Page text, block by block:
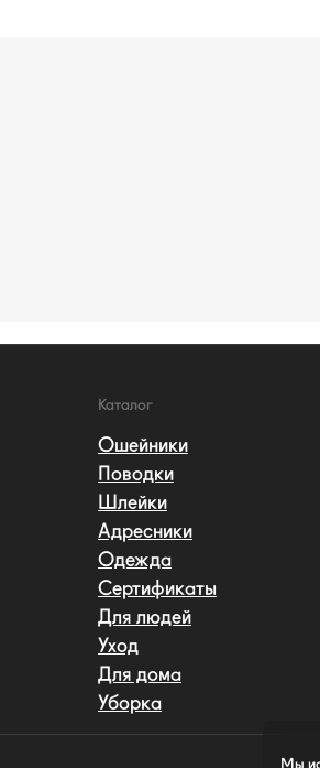
Каталог
Ошейники
Поводки
Шлейки
Адресники
Одежда
Сертификаты
Для людей
Уход
Для дома
Уборка
Мы